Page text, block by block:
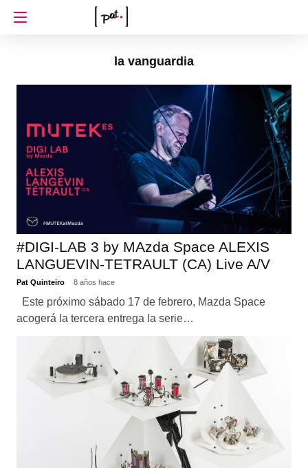
la vanguardia
#DIGI-LAB 3 by MAzda Space ALEXIS
LANGUEVIN-TETRAULT (CA) Live A/V
Pat Quinteiro 8 años hace
Este próximo sábado 17 de febrero, Mazda Space
acogerá la tercera entrega la serie…